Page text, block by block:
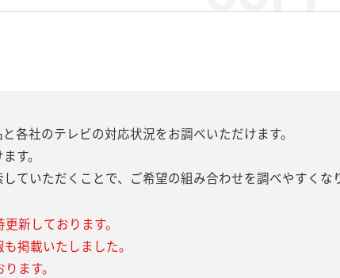
各社のテレビの対応状況をお調べいただけます。
す。
ていただくことで、ご希望の組み合わせを調べやすくな
新しております。
掲載いたしました。
ます。